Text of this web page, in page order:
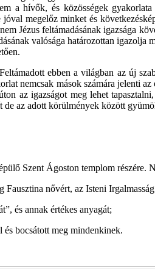
a hívők, és közösségek
jóval megelőz minket és
Jézus feltámadásának igazsága
valósága határozottan igazolja
ebben a világban az új
nemcsak mások számára jelenti
az igazságot meg lehet
az adott körülmények között
Szent Ágoston templom részére.
Fausztina nővért, az Isteni
és annak értékes anyagát;
és bocsátott meg mindenkinek.